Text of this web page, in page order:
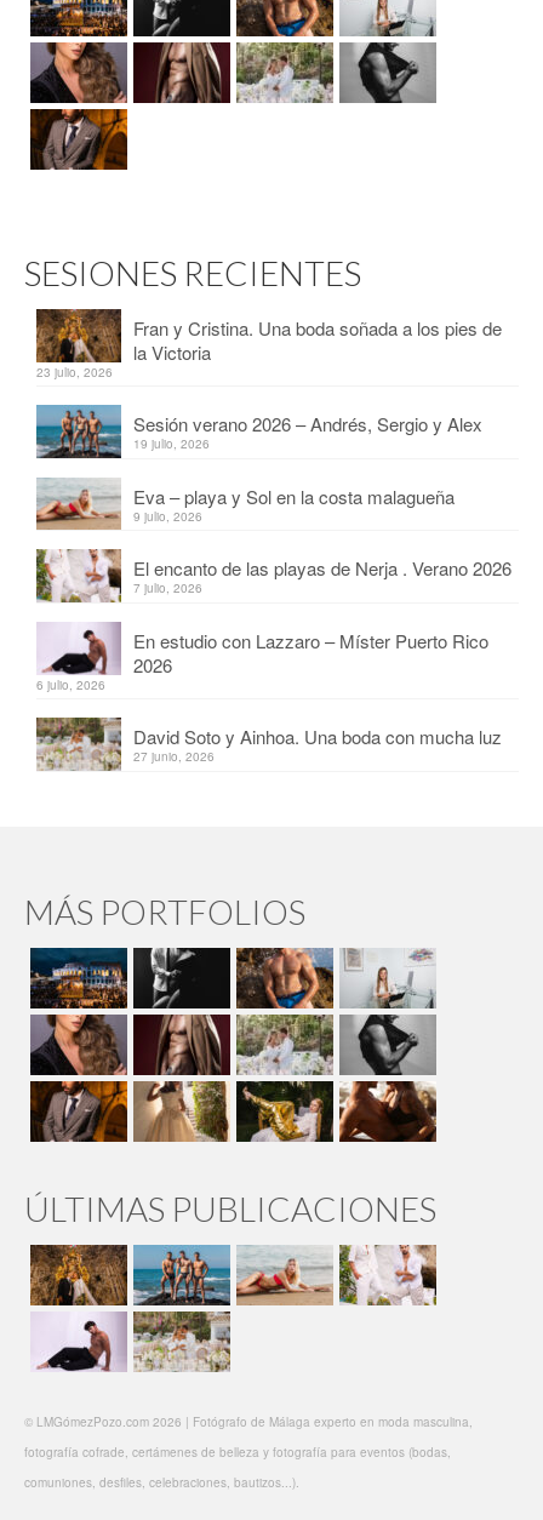
SESIONES RECIENTES
Fran y Cristina. Una boda soñada a los pies de
la Victoria
23 julio, 2026
Sesión verano 2026 – Andrés, Sergio y Alex
19 julio, 2026
Eva – playa y Sol en la costa malagueña
9 julio, 2026
El encanto de las playas de Nerja . Verano 2026
7 julio, 2026
En estudio con Lazzaro – Míster Puerto Rico
2026
6 julio, 2026
David Soto y Ainhoa. Una boda con mucha luz
27 junio, 2026
MÁS PORTFOLIOS
ÚLTIMAS PUBLICACIONES
© LMGómezPozo.com 2026 | Fotógrafo de Málaga experto en moda masculina,
fotografía cofrade, certámenes de belleza y fotografía para eventos (bodas,
comuniones, desfiles, celebraciones, bautizos...).